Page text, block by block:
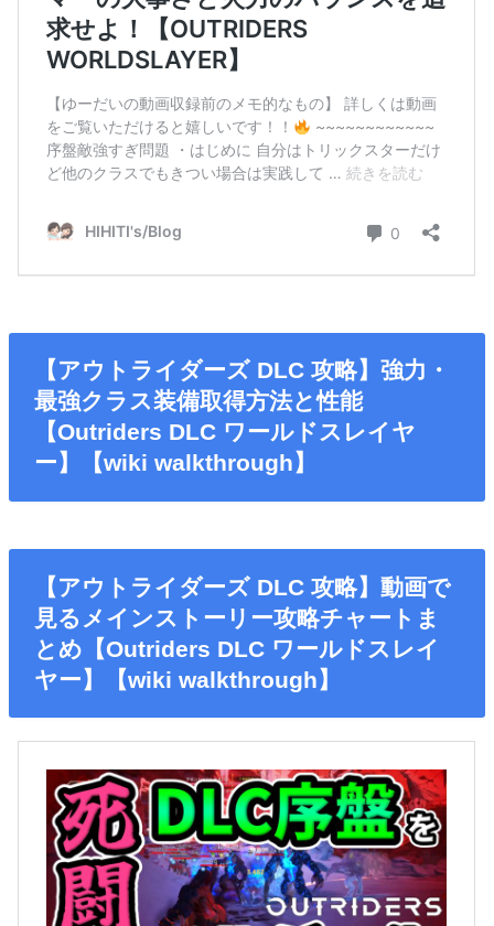
【アウトライダーズ DLC 攻略】強力・
最強クラス装備取得方法と性能
【Outriders DLC ワールドスレイヤ
ー】【wiki walkthrough】
【アウトライダーズ DLC 攻略】動画で
見るメインストーリー攻略チャートま
とめ【Outriders DLC ワールドスレイ
ヤー】【wiki walkthrough】